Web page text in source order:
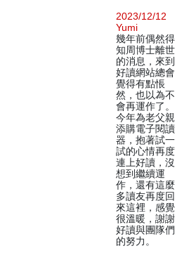
2023/12/12
Yumi
幾年前偶然得
知周博士離世
的消息，來到
好讀網站總會
覺得有點悵
然，也以為不
會再運作了。
今年為老父親
添購電子閱讀
器，抱著試一
試的心情再度
連上好讀，沒
想到繼續運
作，還有這麼
多讀友再度回
來這裡，感覺
很溫暖，謝謝
好讀與團隊們
的努力。